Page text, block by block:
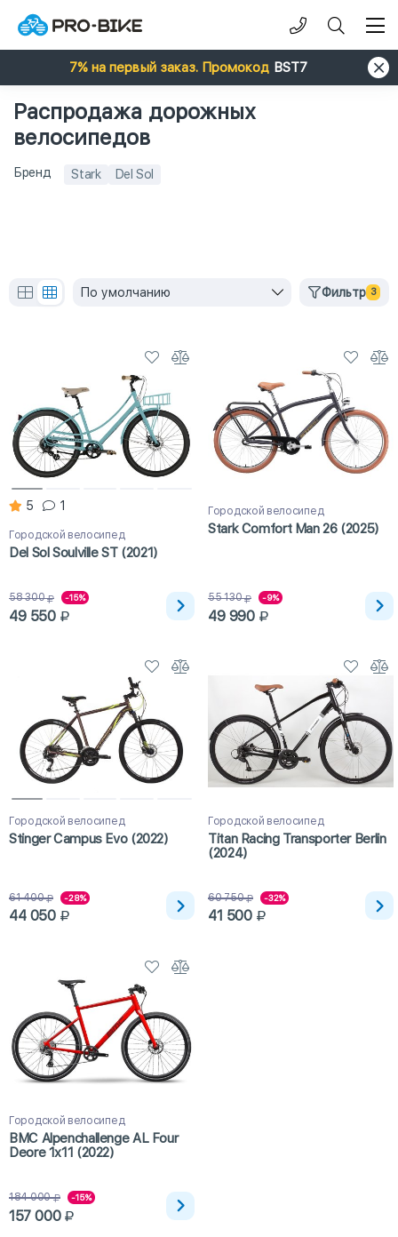
7% на первый заказ. Промокод BST7
Распродажа дорожных
велосипедов
Бренд Stark Del Sol
По умолчанию Фильтр 3
5 1
Городской велосипед
Del Sol Soulville ST (2021)
58 300 -15%
49 550
Городской велосипед
Stark Comfort Man 26 (2025)
55 130 -9%
49 990
Городской велосипед
Stinger Campus Evo (2022)
61 400 -28%
44 050
Городской велосипед
Titan Racing Transporter Berlin
(2024)
60 750 -32%
41 500
Городской велосипед
BMC Alpenchallenge AL Four
Deore 1x11 (2022)
184 000 -15%
157 000